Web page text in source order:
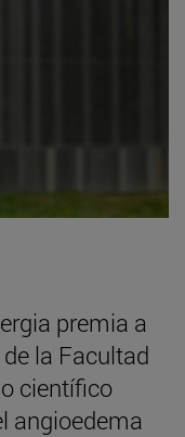
premia a
la Facultad
científico
angioedema